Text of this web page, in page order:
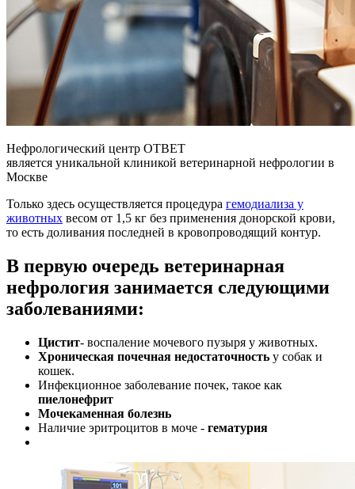
Нефрологический центр ОТВЕТ
является уникальной клиникой ветеринарной нефрологии в
Москве
Только здесь осуществляется процедура гемодиализа у
животных весом от 1,5 кг без применения донорской крови,
то есть доливания последней в кровопроводящий контур.
В первую очередь ветеринарная
нефрология занимается следующими
заболеваниями:
Цистит- воспаление мочевого пузыря у животных.
Хроническая почечная недостаточность у собак и
кошек.
Инфекционное заболевание почек, такое как
пиелонефрит
Мочекаменная болезнь
Наличие эритроцитов в моче - гематурия